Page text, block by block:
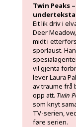
Twin Peaks
Eit lik driv i
Deer
midt i
sporlaust.
vil gjenta
lever Laura
av traume frå
opp att. Twin
som knyt
TV-serien,
føre serien.